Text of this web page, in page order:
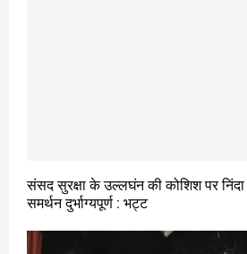
संसद सुरक्षा के उल्लघंन की कोशिश पर निंदा
समर्थन दुर्भाग्यपूर्ण : भट्ट